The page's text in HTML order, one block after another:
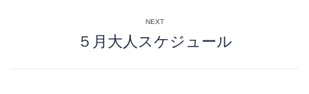
NEXT
Next
５月大人スケジュール